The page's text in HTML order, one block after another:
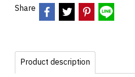
Share
Product description